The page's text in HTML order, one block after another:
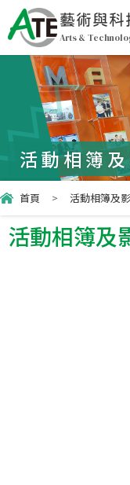
藝術與科
Arts &
活動相簿及
首頁 > 活動相簿及
活動相簿及